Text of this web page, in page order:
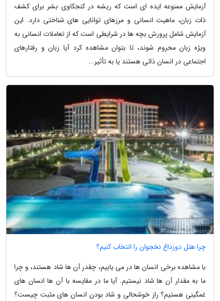
آزمایش ممنوعه ایده ای است که ریشه در کنجکاوی بشر برای کشف
ذات زبان، ماهیت انسانی و مرزهای توانایی های شناختی دارد. این
آزمایش شامل پرورش بچه ها در شرایطی است که از تعاملات انسانی به
ویژه زبان محروم شوند، تا بتوان مشاهده کرد آیا زبان و رفتارهای
اجتماعی در انسان ذاتی هستند یا به تأثیر...
چرا هتل دوزداغ نخجوان را انتخاب کنیم؟
با مشاهده برخی انسان ها در می یابیم، چقدر آن ها شاد هستند، و چرا
ما به مقدار آن ها شاد نیستیم. آیا ما در مقایسه با آن ها انسان های
غمگینی هستیم؟ راز خوشحالی و شاد بودن انسان های مثبت چیست؟